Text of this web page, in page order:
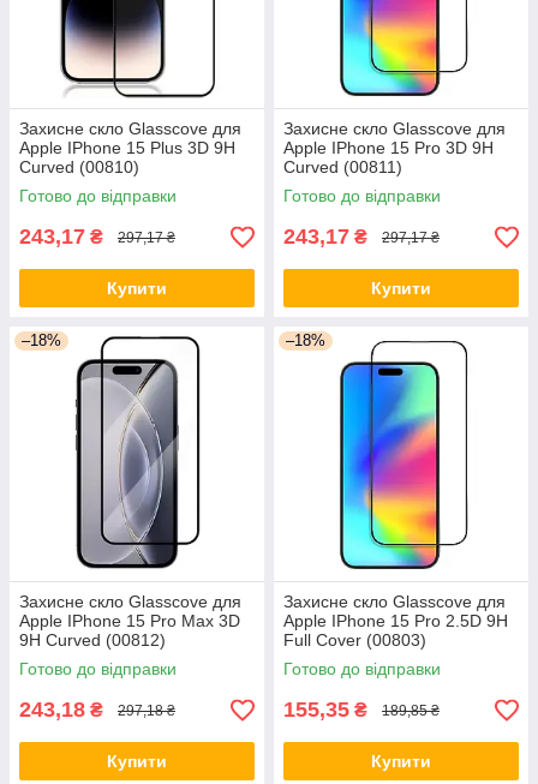
Захисне скло Glasscove для
Apple IPhone 15 Plus 3D 9H
Curved (00810)
Готово до відправки
243,17 ₴ 297,17 ₴
Купити
Захисне скло Glasscove для
Apple IPhone 15 Pro 3D 9H
Curved (00811)
Готово до відправки
243,17 ₴ 297,17 ₴
Купити
–18%
Захисне скло Glasscove для
Apple IPhone 15 Pro Max 3D
9H Curved (00812)
Готово до відправки
243,18 ₴ 297,18 ₴
Купити
–18%
Захисне скло Glasscove для
Apple IPhone 15 Pro 2.5D 9H
Full Cover (00803)
Готово до відправки
155,35 ₴ 189,85 ₴
Купити